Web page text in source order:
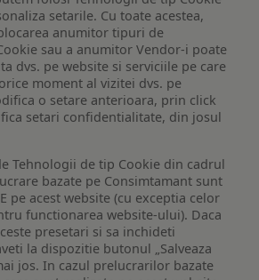
setarile. Cu toate acestea,
anumitor tipuri de
sau a anumitor Vendor-i poate
dvs. pe website si serviciile pe care
moment al vizitei dvs. pe
o setare anterioara, prin click
setari confidentialitate, din josul
Tehnologii de tip Cookie din cadrul
bazate pe Consimtamant sunt
pe acest website (cu exceptia celor
functionarea website-ului). Daca
presetari si sa inchideti
la dispozitie butonul „Salveaza
jos. In cazul prelucrarilor bazate